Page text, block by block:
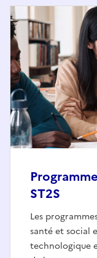
ST2S
Les
santé et social
technologique